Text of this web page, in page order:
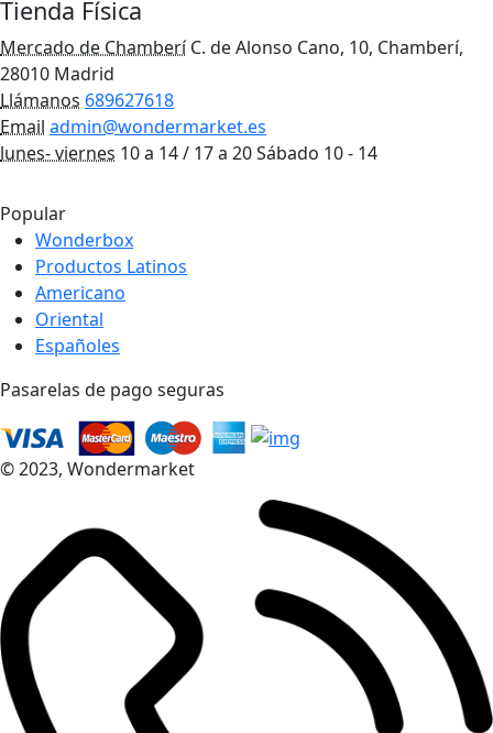
Tienda Física
Mercado de Chamberí C. de Alonso Cano, 10, Chamberí,
28010 Madrid
Llámanos 689627618
Email admin@wondermarket.es
lunes- viernes 10 a 14 / 17 a 20 Sábado 10 - 14
Popular
Wonderbox
Productos Latinos
Americano
Oriental
Españoles
Pasarelas de pago seguras
© 2023, Wondermarket